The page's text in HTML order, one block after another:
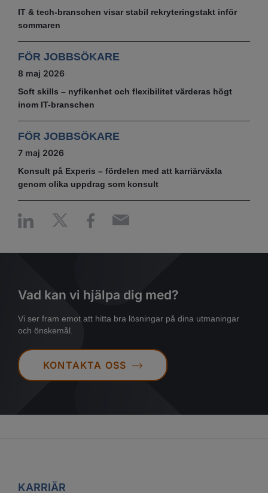
IT & tech‑branschen visar stabil rekryteringstakt inför
sommaren
FÖR JOBBSÖKARE
8 maj 2026
Soft skills – nyfikenhet och flexibilitet värderas högt
inom IT-branschen
FÖR JOBBSÖKARE
7 maj 2026
Konsult på Experis – fördelen med att karriärväxla
genom olika uppdrag som konsult
Vad kan vi hjälpa dig med?
Vi ser fram emot att hitta bra lösningar på dina utmaningar
och önskemål.
KONTAKTA OSS
KARRIÄR